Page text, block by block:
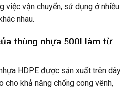
việc vận chuyển, sử dụng ở nhiều
nhau.
thùng nhựa 500l làm từ
HDPE được sản xuất trên dây
cho khả năng chống cong vênh,